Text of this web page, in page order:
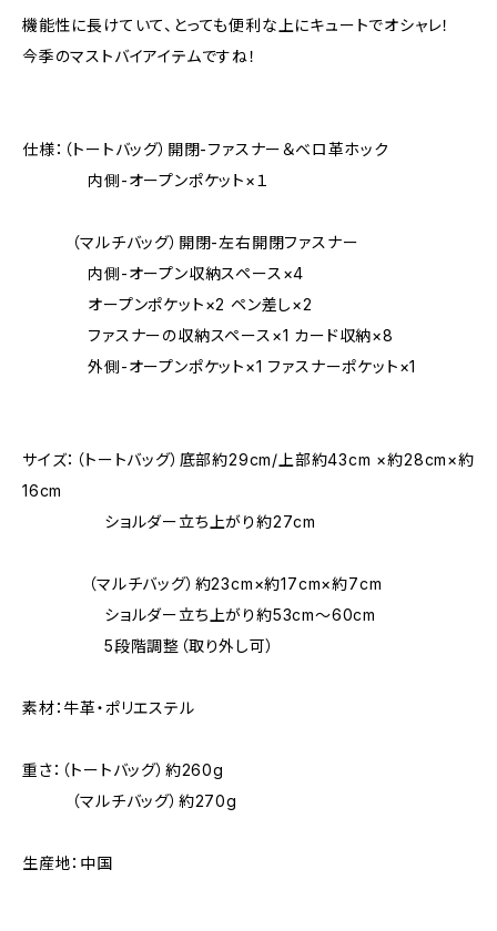
機能性に長けていて、とっても便利な上にキュートでオシャレ！
今季のマストバイアイテムですね！
仕様：（トートバッグ）開閉-ファスナー＆ベロ革ホック
内側-オープンポケット×１
（マルチバッグ）開閉-左右開閉ファスナー
内側-オープン収納スペース×4
オープンポケット×2 ペン差し×2
ファスナーの収納スペース×1 カード収納×8
外側-オープンポケット×1 ファスナーポケット×1
サイズ：（トートバッグ）底部約29cm/上部約43cm ×約28cm×約
16cm
ショルダー立ち上がり約27cm
（マルチバッグ）約23cm×約17cm×約7cm
ショルダー立ち上がり約53cm〜60cm
5段階調整（取り外し可）
素材：牛革・ポリエステル
重さ：（トートバッグ）約260g
（マルチバッグ）約270g
生産地：中国